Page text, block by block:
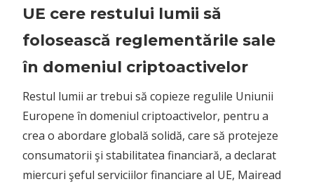
UE cere restului lumii să
folosească reglementările sale
în domeniul criptoactivelor
Restul lumii ar trebui să copieze regulile Uniunii
Europene în domeniul criptoactivelor, pentru a
crea o abordare globală solidă, care să protejeze
consumatorii şi stabilitatea financiară, a declarat
miercuri şeful serviciilor financiare al UE, Mairead